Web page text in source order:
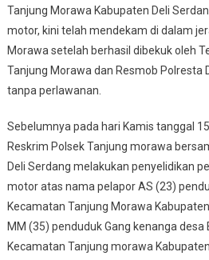
Tanjung Morawa Kabupaten Deli
motor, kini telah mendekam di dalam
Morawa setelah berhasil dibekuk oleh
Tanjung Morawa dan Resmob Polresta
tanpa perlawanan.
Sebelumnya pada hari Kamis tanggal
Reskrim Polsek Tanjung morawa
Deli Serdang melakukan penyelidikan
motor atas nama pelapor AS (23)
Kecamatan Tanjung Morawa
MM (35) penduduk Gang kenanga desa
Kecamatan Tanjung morawa